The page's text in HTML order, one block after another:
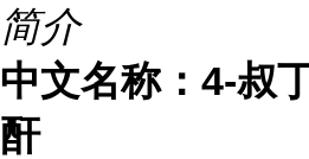
简介
中文名称：4-叔
酐